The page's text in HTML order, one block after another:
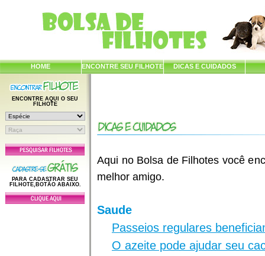
HOME ENCONTRE SEU FILHOTE DICAS E CUIDADOS
ENCONTRE AQUI O SEU
FILHOTE
PARA CADASTRAR SEU
FILHOTE,BOTÃO ABAIXO.
Aqui no Bolsa de Filhotes você
melhor amigo.
Saude
Passeios regulares
O azeite pode ajudar seu